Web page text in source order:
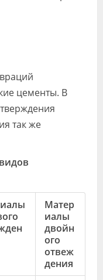
цементы. В
так же
Матер
иалы
двойн
ого
отвеж
дения